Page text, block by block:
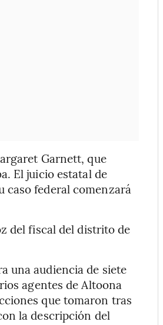
Garnett, que
El juicio estatal de
caso federal comenzará
del fiscal del distrito de
una audiencia de siete
agentes de Altoona
que tomaron tras
la descripción del